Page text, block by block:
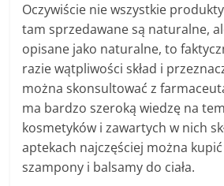
Oczywiście nie wszystkie
tam sprzedawane są naturalne,
opisane jako naturalne, to
razie wątpliwości skład i
można skonsultować z
ma bardzo szeroką wiedzę na
kosmetyków i zawartych w nich
aptekach najczęściej można
szampony i balsamy do ciała.